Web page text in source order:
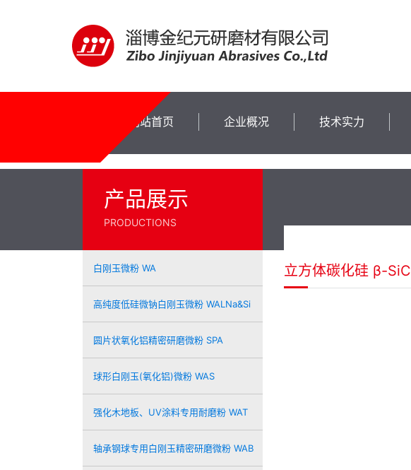
网站首页 企业概况
企业概况
企业概况
企业概况
技术实力
产品展示
PRODUCTIONS
白刚玉微粉 WA
高纯度低硅微钠白刚玉微粉 WALNa&Si
圆片状氧化铝精密研磨微粉 SPA
球形白刚玉(氧化铝)微粉 WAS
强化木地板、UV涂料专用耐磨粉 WAT
轴承钢球专用白刚玉精密研磨微粉 WAB
立方体碳化硅 β-SiC